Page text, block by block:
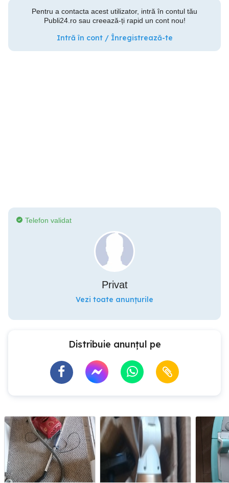
Pentru a contacta acest utilizator, intră în contul tău
Publi24.ro sau creează-ți rapid un cont nou!
Intră în cont / Înregistrează-te
Telefon validat
Privat
Vezi toate anunțurile
Distribuie anunțul pe